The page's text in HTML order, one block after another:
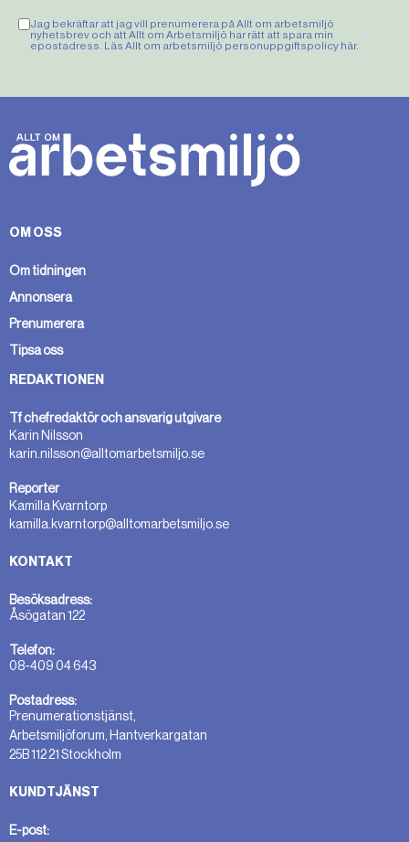
Jag bekräftar att jag vill prenumerera på Allt om arbetsmiljö
nyhetsbrev och att Allt om Arbetsmiljö har rätt att spara min
epostadress. Läs Allt om arbetsmiljö personuppgiftspolicy här.
OM OSS
Om tidningen
Annonsera
Prenumerera
Tipsa oss
REDAKTIONEN
Tf chefredaktör och ansvarig utgivare
Karin Nilsson
karin.nilsson@alltomarbetsmiljo.se
Reporter
Kamilla Kvarntorp
kamilla.kvarntorp@alltomarbetsmiljo.se
KONTAKT
Besöksadress:
Åsögatan 122
Telefon:
08-409 04 643
Postadress:
Prenumerationstjänst,
Arbetsmiljöforum, Hantverkargatan
25B 112 21 Stockholm
KUNDTJÄNST
E-post: